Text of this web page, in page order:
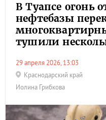
В Туапсе огонь
нефтебазы
тушили
29 апреля 2026, 13:03
Краснодарский край
Иолина Грибкова